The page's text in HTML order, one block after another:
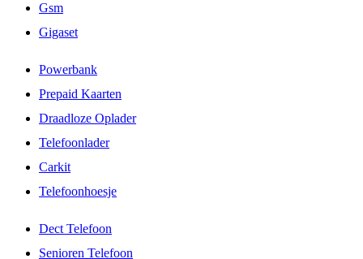
Gsm
Gigaset
Powerbank
Prepaid Kaarten
Draadloze Oplader
Telefoonlader
Carkit
Telefoonhoesje
Dect Telefoon
Senioren Telefoon